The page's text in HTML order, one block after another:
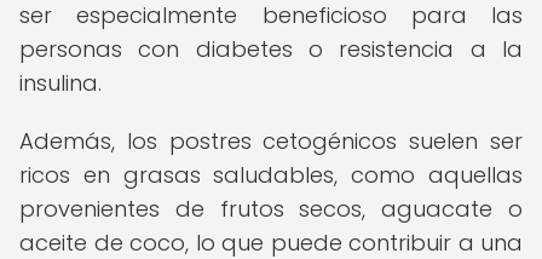
ser especialmente beneficioso para las
personas con diabetes o resistencia a la
insulina.
Además, los postres cetogénicos suelen ser
ricos en grasas saludables, como aquellas
provenientes de frutos secos, aguacate o
aceite de coco, lo que puede contribuir a una